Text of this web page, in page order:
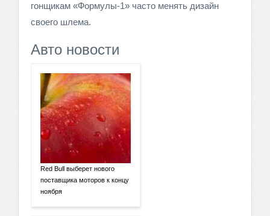
гонщикам «Формулы-1» часто менять дизайн
своего шлема.
Авто новости
Red Bull выберет нового
поставщика моторов к концу
ноября